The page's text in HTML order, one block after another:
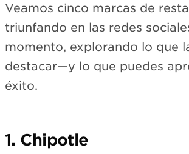
Veamos cinco marcas de
triunfando en las redes
momento, explorando lo que
destacar—y lo que puedes
éxito.
1. Chipotle